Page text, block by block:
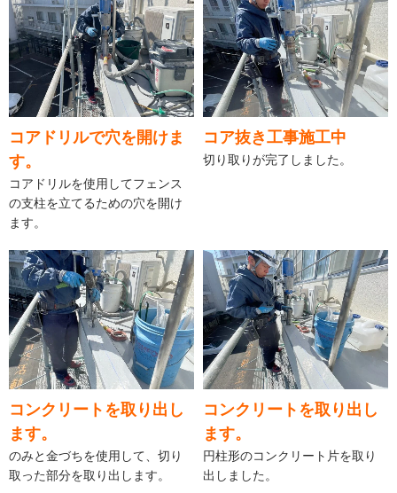
コアドリルで穴を開けま
す。
コアドリルを使用してフェンス
の支柱を立てるための穴を開け
ます。
コア抜き工事施工中
切り取りが完了しました。
コンクリートを取り出し
ます。
のみと金づちを使用して、切り
取った部分を取り出します。
コンクリートを取り出し
ます。
円柱形のコンクリート片を取り
出しました。